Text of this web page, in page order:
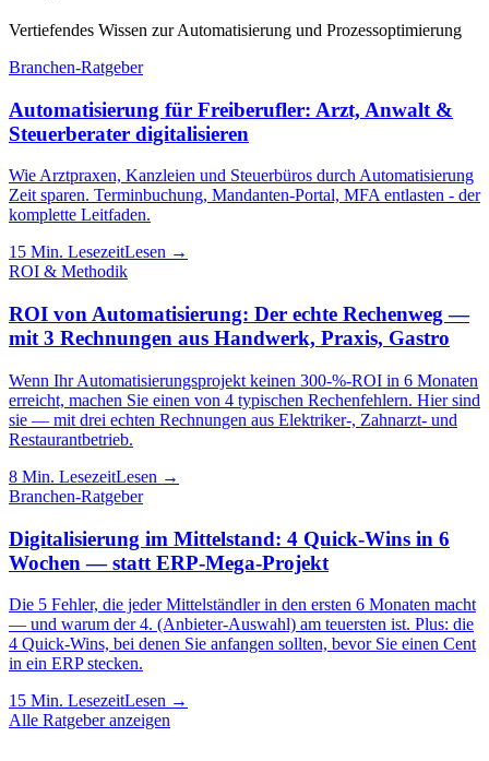
Vertiefendes Wissen zur Automatisierung und Prozessoptimierung
Branchen-Ratgeber
Automatisierung für Freiberufler: Arzt, Anwalt &
Steuerberater digitalisieren
Wie Arztpraxen, Kanzleien und Steuerbüros durch Automatisierung
Zeit sparen. Terminbuchung, Mandanten-Portal, MFA entlasten - der
komplette Leitfaden.
15 Min. LesezeitLesen →
ROI & Methodik
ROI von Automatisierung: Der echte Rechenweg —
mit 3 Rechnungen aus Handwerk, Praxis, Gastro
Wenn Ihr Automatisierungsprojekt keinen 300-%-ROI in 6 Monaten
erreicht, machen Sie einen von 4 typischen Rechenfehlern. Hier sind
sie — mit drei echten Rechnungen aus Elektriker-, Zahnarzt- und
Restaurantbetrieb.
8 Min. LesezeitLesen →
Branchen-Ratgeber
Digitalisierung im Mittelstand: 4 Quick-Wins in 6
Wochen — statt ERP-Mega-Projekt
Die 5 Fehler, die jeder Mittelständler in den ersten 6 Monaten macht
— und warum der 4. (Anbieter-Auswahl) am teuersten ist. Plus: die
4 Quick-Wins, bei denen Sie anfangen sollten, bevor Sie einen Cent
in ein ERP stecken.
15 Min. LesezeitLesen →
Alle Ratgeber anzeigen